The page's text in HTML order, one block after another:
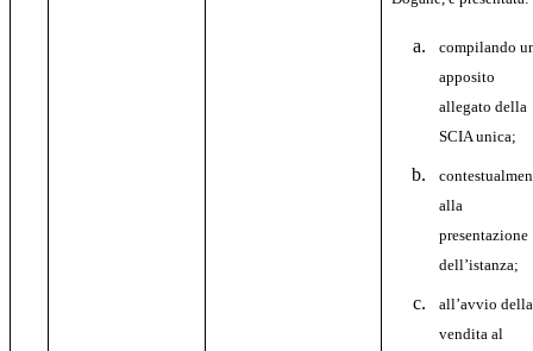
compilando
apposito
allegato della
SCIA unica;
alla
presentazione
dell’istanza;
all’avvio della
vendita al